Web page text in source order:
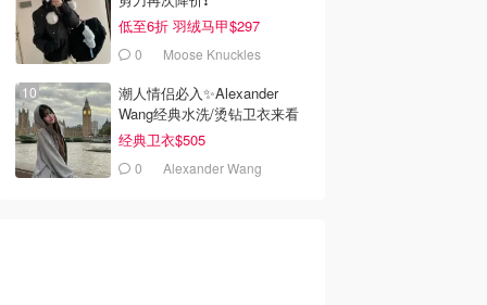
低至6折 羽绒马甲$297
0 Moose Knuckles
潮人情侣必入✨Alexander
Wang经典水洗/烫钻卫衣来看
经典卫衣$505
0 Alexander Wang